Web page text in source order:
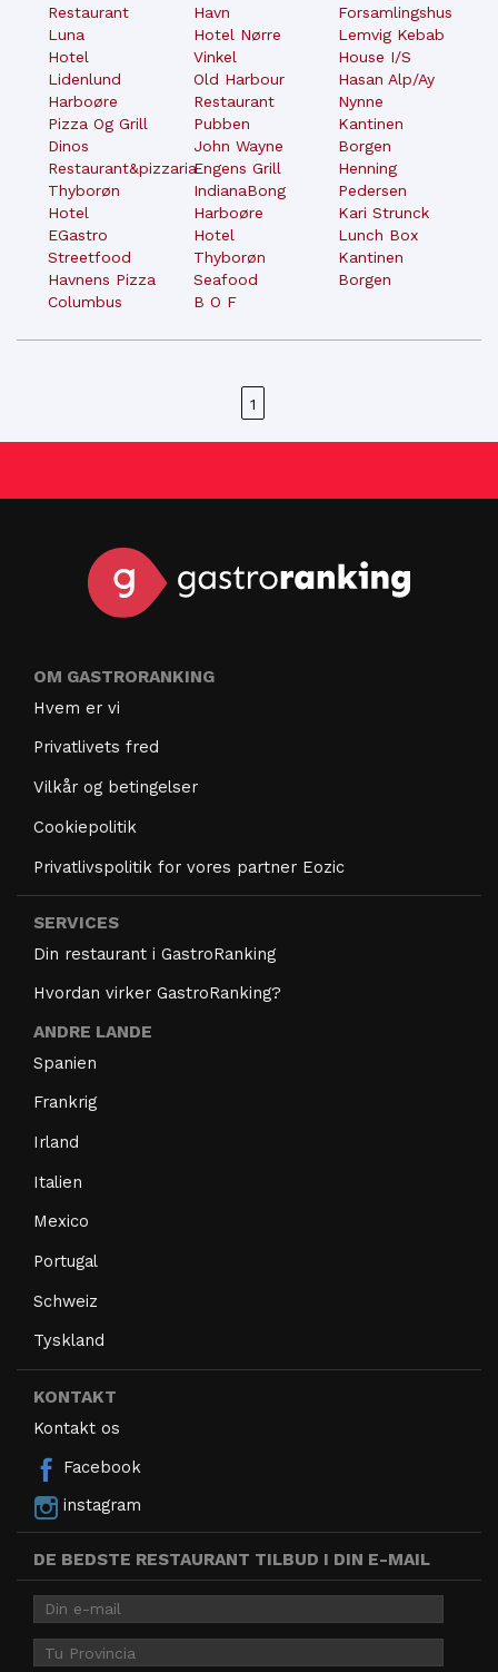
Restaurant
Luna
Hotel
Lidenlund
Harboøre
Pizza Og Grill
Dinos
Restaurant&pizzaria
Thyborøn
Hotel
EGastro
Streetfood
Havnens Pizza
Columbus
Havn
Hotel Nørre
Vinkel
Old Harbour
Restaurant
Pubben
John Wayne
Engens Grill
IndianaBong
Harboøre
Hotel
Thyborøn
Seafood
B O F
Forsamlingshus
Lemvig Kebab
House I/S
Hasan Alp/Ay
Nynne
Kantinen
Borgen
Henning
Pedersen
Kari Strunck
Lunch Box
Kantinen
Borgen
1
OM GASTRORANKING
Hvem er vi
Privatlivets fred
Vilkår og betingelser
Cookiepolitik
Privatlivspolitik for vores partner Eozic
SERVICES
Din restaurant i GastroRanking
Hvordan virker GastroRanking?
ANDRE LANDE
Spanien
Frankrig
Irland
Italien
Mexico
Portugal
Schweiz
Tyskland
KONTAKT
Kontakt os
Facebook
instagram
DE BEDSTE RESTAURANT TILBUD I DIN E-MAIL